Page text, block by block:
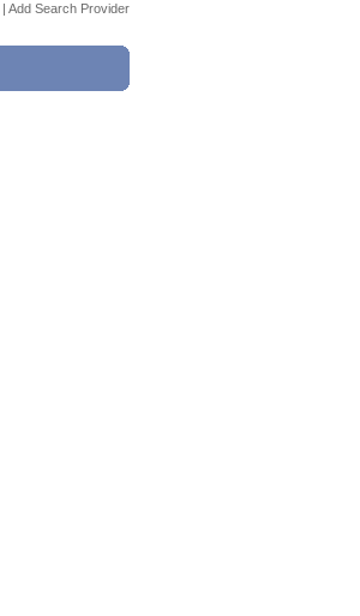
| Add Search Provider